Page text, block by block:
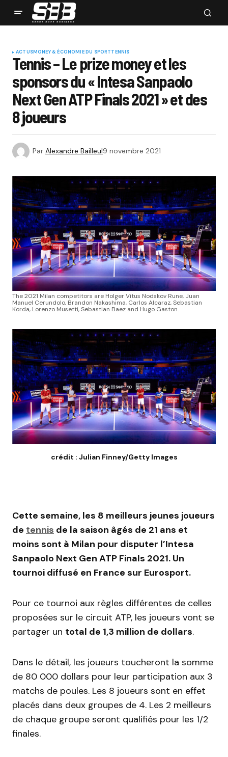
ACTUSMONEY & ÉCONOMIE DU SPORTTENNIS
Tennis – Le prize money et les
sponsors du « Intesa Sanpaolo
Next Gen ATP Finals 2021 » et des
8 joueurs
Par Alexandre Bailleul9 novembre 2021
The 2021 Milan competitors are Holger Vitus Nodskov Rune, Juan
Manuel Cerundolo, Brandon Nakashima, Carlos Alcaraz, Sebastian
Korda, Lorenzo Musetti, Sebastian Baez and Hugo Gaston.
crédit : Julian Finney/Getty Images
Cette semaine, les 8 meilleurs jeunes joueurs
de tennis de la saison âgés de 21 ans et
moins sont à Milan pour disputer l’Intesa
Sanpaolo Next Gen ATP Finals 2021. Un
tournoi diffusé en France sur Eurosport.
Pour ce tournoi aux règles différentes de celles
proposées sur le circuit ATP, les joueurs vont se
partager un total de 1,3 million de dollars.
Dans le détail, les joueurs toucheront la somme
de 80 000 dollars pour leur participation aux 3
matchs de poules. Les 8 joueurs sont en effet
placés dans deux groupes de 4. Les 2 meilleurs
de chaque groupe seront qualifiés pour les 1/2
finales.